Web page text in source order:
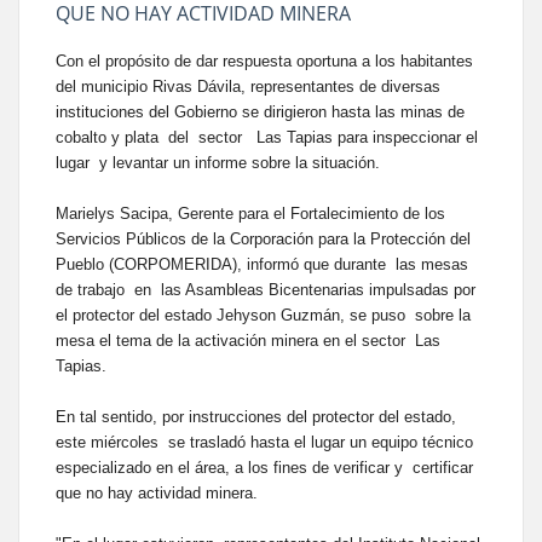
QUE NO HAY ACTIVIDAD MINERA
Con el propósito de dar respuesta oportuna a los habitantes
del municipio Rivas Dávila, representantes de diversas
instituciones del Gobierno se dirigieron hasta las minas de
cobalto y plata del sector Las Tapias para inspeccionar el
lugar y levantar un informe sobre la situación.
Marielys Sacipa, Gerente para el Fortalecimiento de los
Servicios Públicos de la Corporación para la Protección del
Pueblo (CORPOMERIDA), informó que durante las mesas
de trabajo en las Asambleas Bicentenarias impulsadas por
el protector del estado Jehyson Guzmán, se puso sobre la
mesa el tema de la activación minera en el sector Las
Tapias.
En tal sentido, por instrucciones del protector del estado,
este miércoles se trasladó hasta el lugar un equipo técnico
especializado en el área, a los fines de verificar y certificar
que no hay actividad minera.